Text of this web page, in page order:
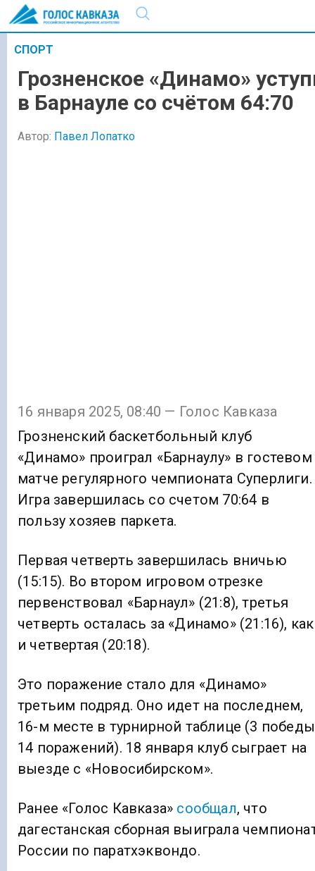
СПОРТ
Грозненское «Динамо»
в Барнауле со счётом 64:70
Автор: Павел Лопатко
16 января 2025, 08:40 — Голос Кавказа
Грозненский баскетбольный клуб
«Динамо» проиграл «Барнаулу» в гостевом
матче регулярного чемпионата Суперлиги.
Игра завершилась со счетом 70:64 в
пользу хозяев паркета.
Первая четверть завершилась вничью
(15:15). Во втором игровом отрезке
первенствовал «Барнаул» (21:8), третья
четверть осталась за «Динамо» (21:16), как
и четвертая (20:18).
Это поражение стало для «Динамо»
третьим подряд. Оно идет на последнем,
16-м месте в турнирной таблице (3
14 поражений). 18 января клуб сыграет на
выезде с «Новосибирском».
Ранее «Голос Кавказа» сообщал, что
дагестанская сборная выиграла
России по паратхэквондо.